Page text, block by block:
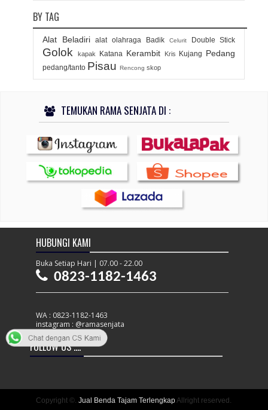
BY TAG
Alat Beladiri alat olahraga Badik Celurit Double Stick
Golok kapak Katana Kerambit Kris Kujang Pedang
pedang/tanto Pisau Rencong skop
TEMUKAN RAMA SENJATA DI :
HUBUNGI KAMI
Buka Setiap Hari | 07.00 - 22.00
0823-1182-1463
WA : 0823-1182-1463
instagram : @ramasenjata
FOLLOW US ....
Copyright ©.Jual Benda Tajam TerlengkapAllright reserved.